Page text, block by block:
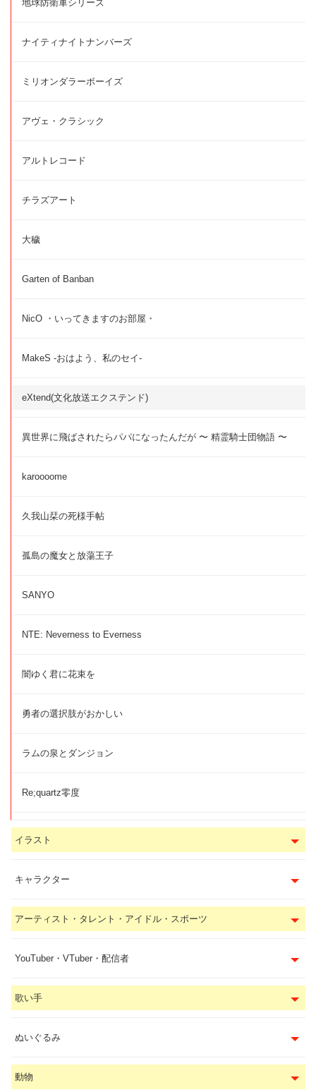
地球防衛軍シリーズ
ナイティナイトナンバーズ
ミリオンダラーボーイズ
アヴェ・クラシック
アルトレコード
チラズアート
大穢
Garten of Banban
NicO ・いってきますのお部屋・
MakeS -おはよう、私のセイ-
eXtend(文化放送エクステンド)
異世界に飛ばされたらパパになったんだが 〜 精霊騎士団物語 〜
karoooome
久我山栞の死様手帖
孤島の魔女と放蕩王子
SANYO
NTE: Neverness to Everness
闇ゆく君に花束を
勇者の選択肢がおかしい
ラムの泉とダンジョン
Re;quartz零度
イラスト
キャラクター
アーティスト・タレント・アイドル・スポーツ
YouTuber・VTuber・配信者
歌い手
ぬいぐるみ
動物